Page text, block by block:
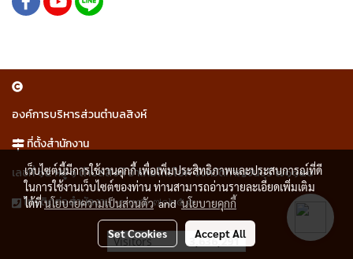
องค์การบริหารส่วนตำบลสิงห์
ที่ตั้งสำนักงาน
เลขที่ ๑๕ หมู่ ๑ ตำบลสิงห์ อำเภอไทรโยค จังหวัดกาญจนบุรี ๗๑๑๕๐
โทรติดต่อสำนักงาน๐ ๓๔๖ ๗๐๒๕ ๓
Today's visitor 3,681
เว็บไซต์นี้มีการใช้งานคุกกี้ เพื่อเพิ่มประสิทธิภาพและประสบการณ์ที่ดี
ในการใช้งานเว็บไซต์ของท่าน ท่านสามารถอ่านรายละเอียดเพิ่มเติม
ได้ที่นโยบายความเป็นส่วนตัวandนโยบายคุกกี้
Set Cookies Accept All